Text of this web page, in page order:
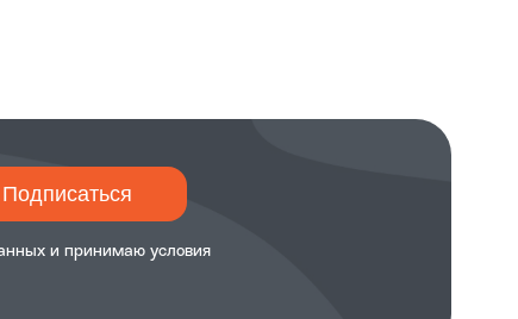
Подписаться
и принимаю условия